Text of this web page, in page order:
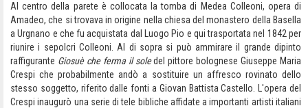
Al centro della parete è collocata la tomba di Medea Colleoni, opera di
Amadeo, che si trovava in origine nella chiesa del monastero della Basella
a Urgnano e che fu acquistata dal Luogo Pio e qui trasportata nel 1842 per
riunire i sepolcri Colleoni. Al di sopra si può ammirare il grande dipinto
raffigurante Giosuè che ferma il soledel pittore bolognese Giuseppe Maria
Crespi che probabilmente andò a sostituire un affresco rovinato dello
stesso soggetto, riferito dalle fonti a Giovan Battista Castello. L'opera del
Crespi inaugurò una serie di tele bibliche affidate a importanti artisti italiani